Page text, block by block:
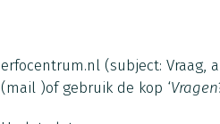
erfocentrum.nl(subject: Vraag,
(mail )of gebruik de kop ‘